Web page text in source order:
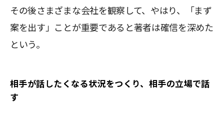
その後さまざまな会社を観察して、やはり、「まず
案を出す」ことが重要であると著者は確信を深めた
という。
相手が話したくなる状況をつくり、相手の立場で話
す